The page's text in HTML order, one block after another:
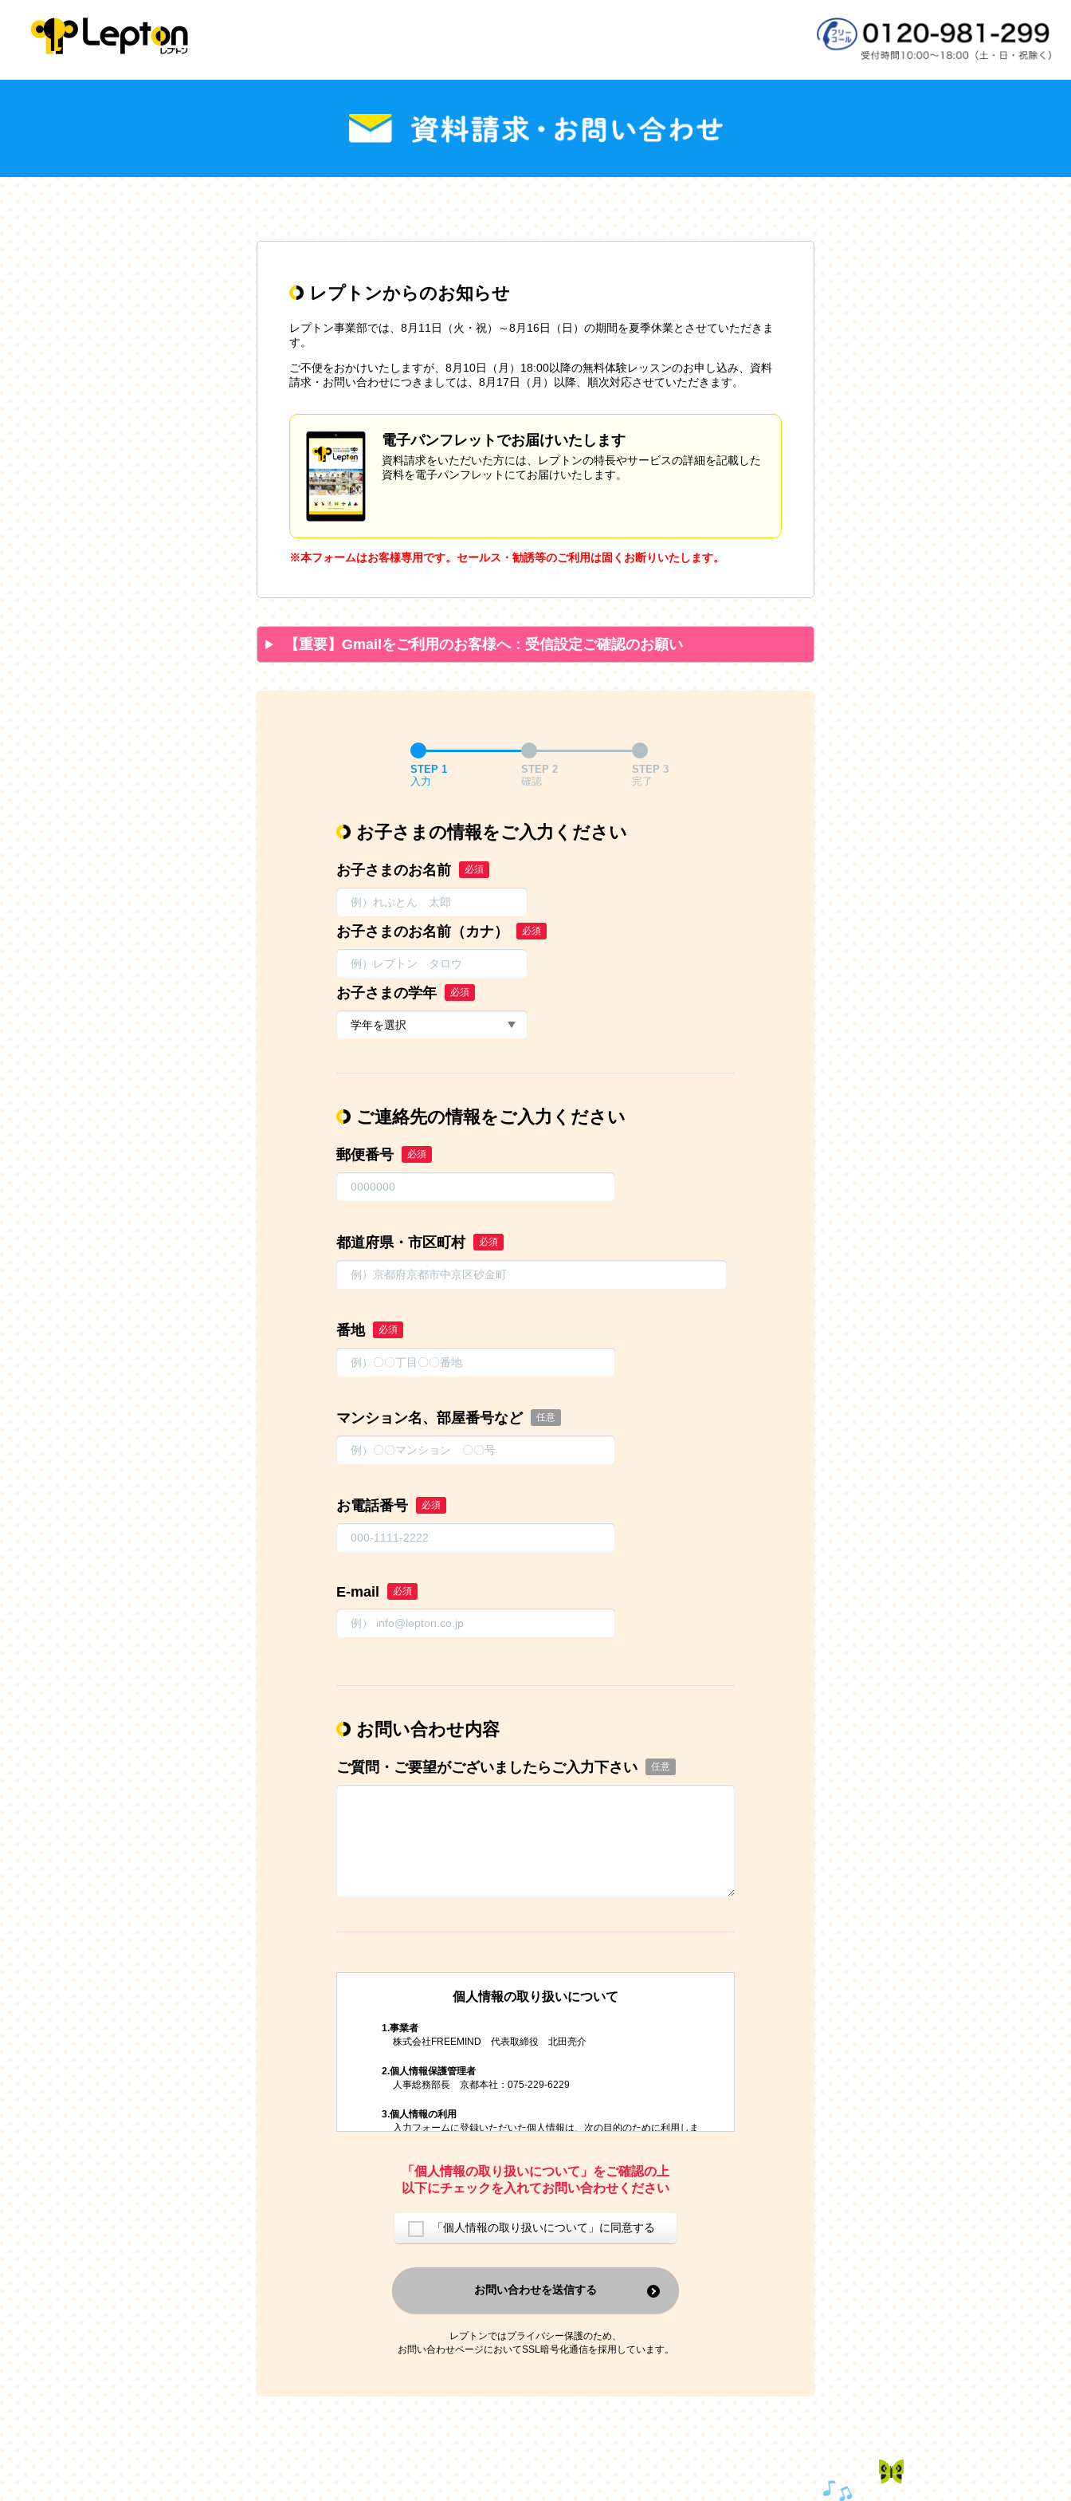
レプトンからのお知らせ
レプトン事業部では、8月11日（火・祝）～8月16日（日）の期間を夏季休業とさせていただきま
す。
ご不便をおかけいたしますが、8月10日（月）18:00以降の無料体験レッスンのお申し込み、資料
請求・お問い合わせにつきましては、8月17日（月）以降、順次対応させていただきます。
電子パンフレットでお届けいたします
資料請求をいただいた方には、レプトンの特長やサービスの詳細を記載した
資料を電子パンフレットにてお届けいたします。
※本フォームはお客様専用です。セールス・勧誘等のご利用は固くお断りいたします。
【重要】Gmailをご利用のお客様へ：受信設定ご確認のお願い
STEP 1
入力
STEP 2
確認
STEP 3
完了
お子さまの情報をご入力ください
お子さまのお名前 必須
お子さまのお名前（カナ） 必須
お子さまの学年 必須
ご連絡先の情報をご入力ください
郵便番号 必須
都道府県・市区町村 必須
番地 必須
マンション名、部屋番号など 任意
お電話番号 必須
E-mail 必須
お問い合わせ内容
ご質問・ご要望がございましたらご入力下さい 任意
個人情報の取り扱いについて
1.事業者
株式会社FREEMIND 代表取締役 北田亮介
2.個人情報保護管理者
人事総務部長 京都本社：075-229-6229
3.個人情報の利用
入力フォームに登録いただいた個人情報は、次の目的のために利用しま
お問い合わせにお答えするため
レプトンのキャンペーンや新商品（新サービス）、新規開講教室等を
ご案内するため
ご利用者の個人情報を、本人が特定されないデータに不可逆変換した
上で、広告・宣伝・販売促進活動に役立てること
なお、この利用目的を超えた個人情報の取扱いは行いません。また、こ
れ以外の目的で個人情報を利用することはありません。
※当社の保有する個人情報と第三者広告配信事業者が保有する個人情報
を、本人が特定されないデータに不可逆変換した上で第三者広告配信事
業者においてマッチングを行い、その結果に基づいて広告を配信するこ
4.
個人情報の第三者への提供
当社は、次の場合を除き、ご本人の同意なしに個人情報を第三者に提供
することはありません。
ご本人の同意がある場合
法令に基づく場合
人の生命、身体または財産の保護のために必要がある場合であって、
本人の同意を得ることが困難である場合
「個人情報の取り扱いについて」をご確認の上
以下にチェックを入れてお問い合わせください
「個人情報の取り扱いについて」に同意する
お問い合わせを送信する
レプトンではプライバシー保護のため、
お問い合わせページにおいてSSL暗号化通信を採用しています。